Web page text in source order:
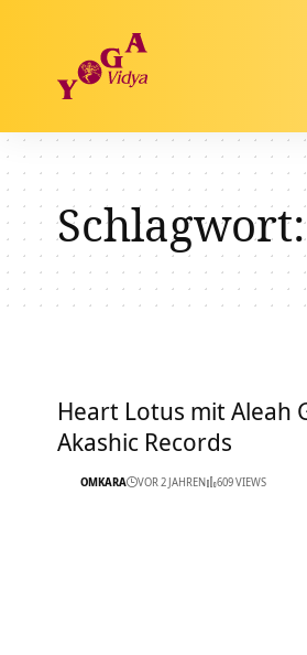
Schlagwort:
Heart Lotus mit Aleah
Akashic Records
OMKARA VOR 2 JAHREN 609 VIEWS